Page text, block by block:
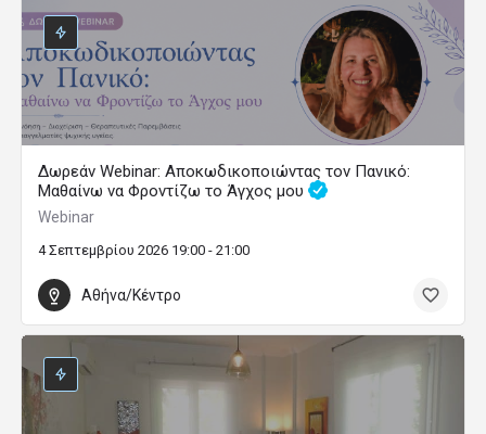
Δωρεάν Webinar: Αποκωδικοποιώντας τον Πανικό:
Μαθαίνω να Φροντίζω το Άγχος μου
Webinar
4 Σεπτεμβρίου 2026 19:00 - 21:00
Αθήνα/Κέντρο